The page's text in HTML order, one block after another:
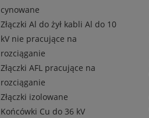
cynowane
Złączki Al do żył kabli Al do 10
kV nie pracujące na
rozciąganie
Złączki AFL pracujące na
rozciąganie
Złączki izolowane
Końcówki Cu do 36 kV